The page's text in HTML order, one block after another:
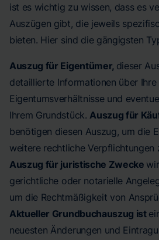
ist es wichtig zu wissen, dass es
Auszügen gibt, die jeweils
bieten. Hier sind die gängigsten
Auszug für Eigentümer, dieser
detaillierte Informationen über Ihre
Eigentumsverhältnisse und
Ihrem Grundstück.Auszug für
benötigen diesen Auszug, um die
weitere rechtliche Verpflichtungen
Auszug für juristische Zwecke
gerichtliche oder notarielle
um die Rechtmäßigkeit von
Aktueller Grundbuchauszug ist
neuesten Änderungen und